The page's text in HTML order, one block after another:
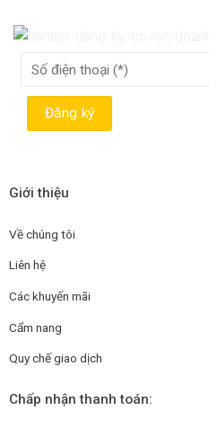
Giới thiệu
Về chúng tôi
Liên hệ
Các khuyến mãi
Cẩm nang
Quy chế giao dịch
Chấp nhận thanh toán: